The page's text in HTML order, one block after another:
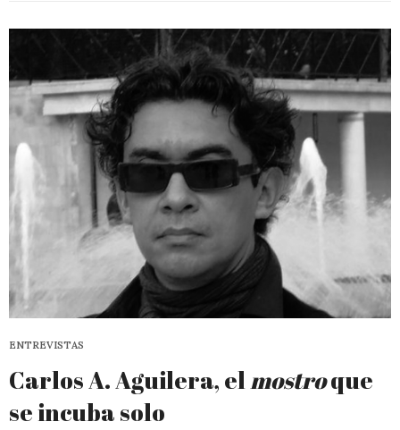
ENTREVISTAS
Carlos A. Aguilera, elmostroque
se incuba solo